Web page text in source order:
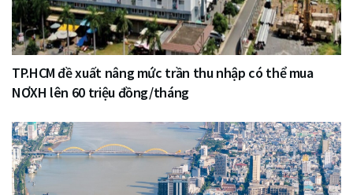
TP.HCM đề xuất nâng mức trần thu nhập có thể mua
NƠXH lên 60 triệu đồng/tháng